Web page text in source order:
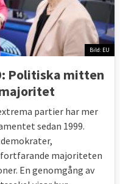
Bild: EU
Politiska mitten
partier har mer
sedan 1999.
majoriteten
En genomgång av